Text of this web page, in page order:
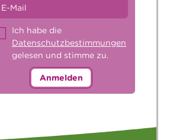
Ich habe die
Datenschutzbestimmungen
gelesen und stimme zu.
Anmelden